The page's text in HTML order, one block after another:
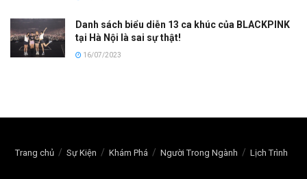
Danh sách biểu diễn 13 ca khúc của BLACKPINK
tại Hà Nội là sai sự thật!
16/07/2023
Trang chủ Sự Kiện Khám Phá Người Trong Ngành Lịch Trình